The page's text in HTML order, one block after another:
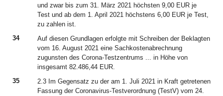
und zwar bis zum 31. März 2021 höchsten 9,00 EUR je
Test und ab dem 1. April 2021 höchstens 6,00 EUR je Test,
zu zahlen ist.
34
Auf diesen Grundlagen erfolgte mit Schreiben der Beklagten
vom 16. August 2021 eine Sachkostenabrechnung
zugunsten des Corona-Testzentrums ... in Höhe von
insgesamt 82.486,44 EUR.
35
2.3 Im Gegensatz zu der am 1. Juli 2021 in Kraft getretenen
Fassung der Coronavirus-Testverordnung (TestV) vom 24.